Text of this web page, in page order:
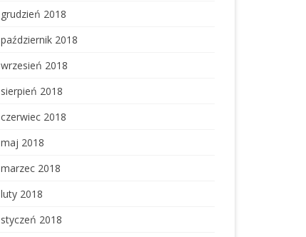
grudzień 2018
październik 2018
wrzesień 2018
sierpień 2018
czerwiec 2018
maj 2018
marzec 2018
luty 2018
styczeń 2018